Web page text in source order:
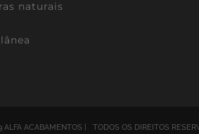
naturais
ALFA ACABAMENTOS | TODOS OS DIREITOS